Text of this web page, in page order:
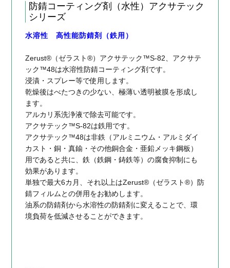
防錆コーティング剤（水性）アクサテック
シリーズ
水溶性 高性能防錆剤（鉄用）
Zerust®（ゼラスト®）アクサテック™S-82、アクサテ
ック™48は水溶性防錆コーティング剤です。
浸漬・スプレー等で使用します。
乾燥後はべたつきの少ない、極薄い透明被膜を形成し
ます。
アルカリ系洗浄液で除去可能です。
アクサテック™S-82は鉄用です。
アクサテック™48は非鉄（アルミニウム・アルミダイ
カスト・銅・真鍮・その他銅合金・亜鉛メッキ鋼板）
用であると共に、鉄（鉄鋼・鋳鉄等）の腐食抑制にも
効果があります。
単独で最大6カ月、それ以上はZerust®（ゼラスト®）防
錆フィルムとの併用をお勧めします。
油系の防錆剤から水溶性の防錆剤に変えることで、環
境負荷を低減させることができます。